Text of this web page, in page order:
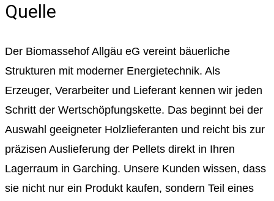
Quelle
Der Biomassehof Allgäu eG vereint bäuerliche
Strukturen mit moderner Energietechnik. Als
Erzeuger, Verarbeiter und Lieferant kennen wir jeden
Schritt der Wertschöpfungskette. Das beginnt bei der
Auswahl geeigneter Holzlieferanten und reicht bis zur
präzisen Auslieferung der Pellets direkt in Ihren
Lagerraum in Garching. Unsere Kunden wissen, dass
sie nicht nur ein Produkt kaufen, sondern Teil eines